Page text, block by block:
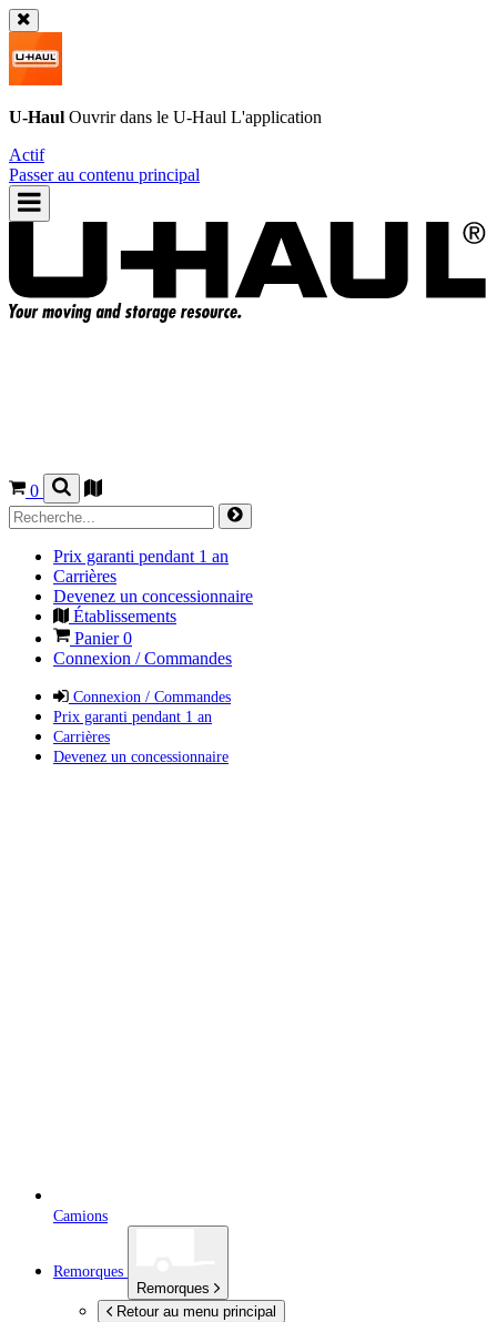
U-Haul Ouvrir dans le U-Haul L'application
Actif
Passer au contenu principal
0
Prix garanti pendant 1 an
Carrières
Devenez un concessionnaire
Établissements
Panier0
Connexion / Commandes
Connexion / Commandes
Prix garanti pendant 1 an
Carrières
Devenez un concessionnaire
Camions
Remorques
Remorques
Retour au menu principal